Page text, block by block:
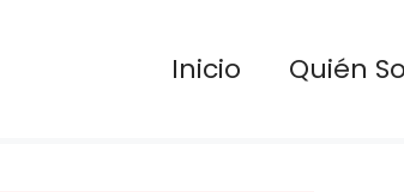
Inicio Quién